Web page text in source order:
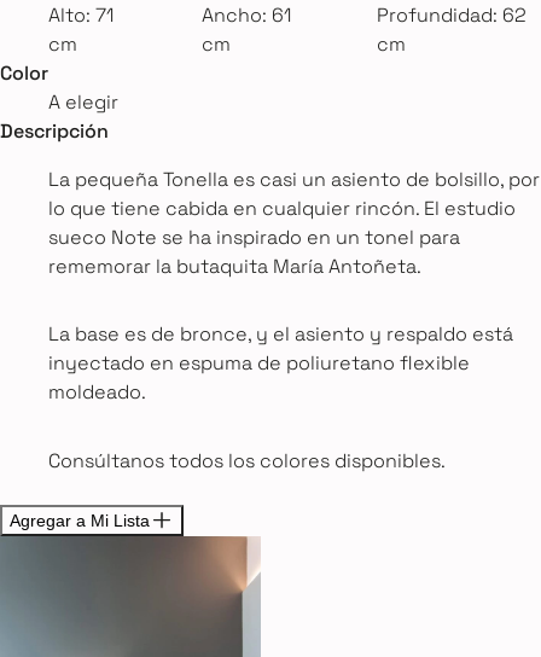
Alto: 71
cm
Ancho: 61
cm
Profundidad: 62
cm
Color
A elegir
Descripción
La pequeña Tonella es casi un asiento de bolsillo, por
lo que tiene cabida en cualquier rincón. El estudio
sueco Note se ha inspirado en un tonel para
rememorar la butaquita María Antoñeta.
La base es de bronce, y el asiento y respaldo está
inyectado en espuma de poliuretano flexible
moldeado.
Consúltanos todos los colores disponibles.
Agregar a Mi Lista